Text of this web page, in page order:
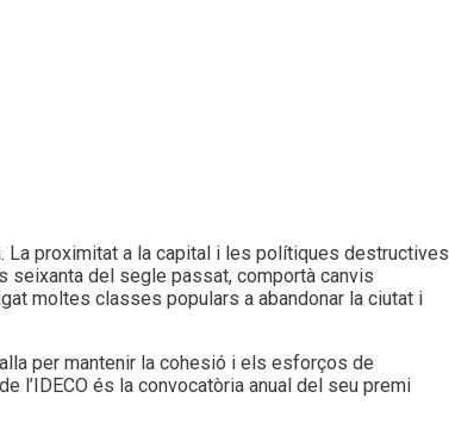
La proximitat a la capital i les polítiques destructives
del segle passat, comportà canvis
moltes classes populars a abandonar la ciutat i
per mantenir la cohesió i els esforços de
l’IDECO és la convocatòria anual del seu premi